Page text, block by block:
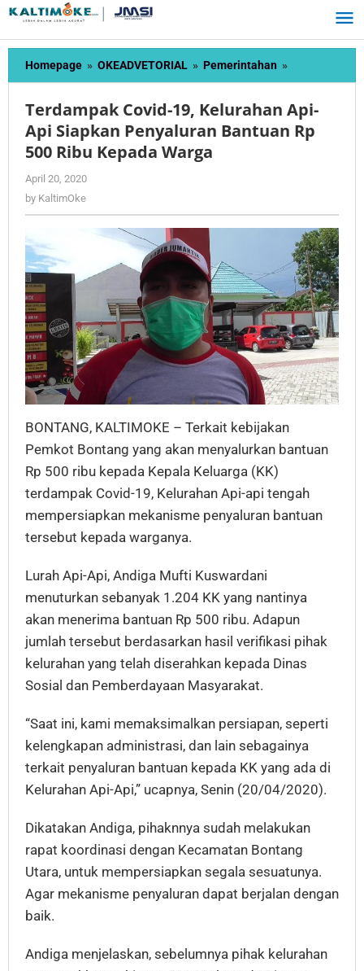
Skip
content
Homepage » OKEADVETORIAL » Pemerintahan »
Covid-
Kelurahan
Api-
Rp
500
Ribu
Kepada
Warga
Terdampak Covid-19, Kelurahan Api-
Api Siapkan Penyaluran Bantuan Rp
500 Ribu Kepada Warga
April 20, 2020
by KaltimOke
BONTANG, KALTIMOKE – Terkait kebijakan
Pemkot Bontang yang akan menyalurkan bantuan
Rp 500 ribu kepada Kepala Keluarga (KK)
terdampak Covid-19, Kelurahan Api-api tengah
mempersiapkan mekanisme penyaluran bantuan
tersebut kepada warganya.
Lurah Api-Api, Andiga Mufti Kuswardani
menuturkan sebanyak 1.204 KK yang nantinya
akan menerima bantuan Rp 500 ribu. Adapun
jumlah tersebut berdasarkan hasil verifikasi pihak
kelurahan yang telah diserahkan kepada Dinas
Sosial dan Pemberdayaan Masyarakat.
“Saat ini, kami memaksimalkan persiapan, seperti
kelengkapan administrasi, dan lain sebagainya
terkait penyaluran bantuan kepada KK yang ada di
Kelurahan Api-Api,” ucapnya, Senin (20/04/2020).
Dikatakan Andiga, pihaknnya sudah melakukan
rapat koordinasi dengan Kecamatan Bontang
Utara, untuk mempersiapkan segala sesuatunya.
Agar mekanisme penyaluran dapat berjalan dengan
baik.
Andiga menjelaskan, sebelumnya pihak kelurahan